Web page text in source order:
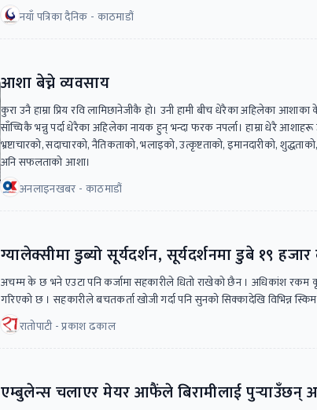
नयाँ पत्रिका दैनिक - काठमाडौं
आशा बेच्ने व्यवसाय
कुरा उनै हाम्रा प्रिय रवि लामिछानेजीकै हो। उनी हामी बीच धेरैका अहिलेका आशाका
साँच्चिकै भन्नु पर्दा धेरैका अहिलेका नायक हुन् भन्दा फरक नपर्ला। हाम्रा धेरै
भ्रष्टाचारको, सदाचारको, नैतिकताको, भलाइको, उत्कृष्टताको, इमानदारीको, शुद्धताको,
अनि सफलताको आशा।
अनलाइनखबर - काठमाडौं
ग्यालेक्सीमा डुब्यो सूर्यदर्शन, सूर्यदर्शनमा डुबे १९
अचम्म के छ भने एउटा पनि कर्जामा सहकारीले धितो राखेको छैन । अधिकांश रकम
गरिएको छ । सहकारीले बचतकर्ता खोजी गर्दा पनि सुनको सिक्कादेखि विभिन्न स्किम
रातोपाटी - प्रकाश ढकाल
एम्बुलेन्स चलाएर मेयर आफैंले बिरामीलाई पुर्‍याउँछन्